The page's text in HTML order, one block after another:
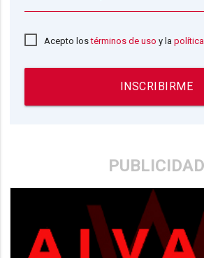
Acepto lostérminos de uso y la
INSCRIBIRME
PUBLICIDAD